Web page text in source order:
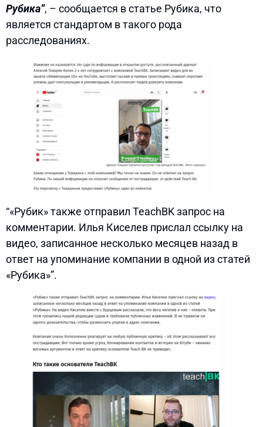
Рубика”, – сообщается в статье Рубика, что
является стандартом в такого рода
расследованиях.
“«Рубик» также отправил TeachBK запрос на
комментарии. Илья Киселев прислал ссылку на
видео, записанное несколько месяцев назад в
ответ на упоминание компании в одной из статей
«Рубика»”.